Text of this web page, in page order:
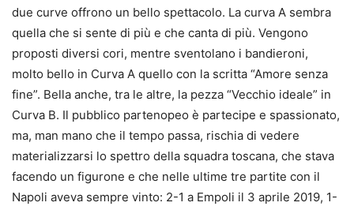
due curve offrono un bello spettacolo. La curva A sembra
quella che si sente di più e che canta di più. Vengono
proposti diversi cori, mentre sventolano i bandieroni,
molto bello in Curva A quello con la scritta “Amore senza
fine”. Bella anche, tra le altre, la pezza “Vecchio ideale” in
Curva B. Il pubblico partenopeo è partecipe e spassionato,
ma, man mano che il tempo passa, rischia di vedere
materializzarsi lo spettro della squadra toscana, che stava
facendo un figurone e che nelle ultime tre partite con il
Napoli aveva sempre vinto: 2-1 a Empoli il 3 aprile 2019, 1-